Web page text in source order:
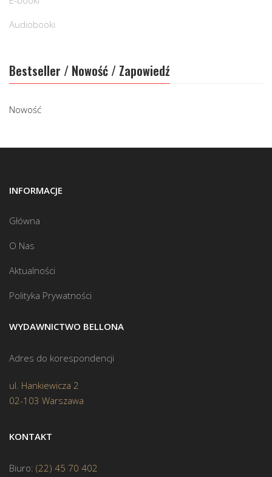
Audiobooki
Bestseller / Nowość / Zapowiedź
Nowość
INFORMACJE
Główna
O Nas
Aktualności
Polityka Prywatności
WYDAWNICTWO BELLONA
Adres do korespondencji
ul. Hankiewicza 2
02-103 Warszawa
KONTAKT
Biuro: (22) 45 70 402